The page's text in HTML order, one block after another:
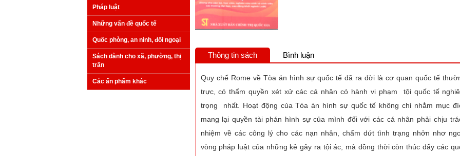
Pháp luật
Những vấn đề quốc tế
Quốc phòng, an ninh, đối ngoại
Sách dành cho xã, phường, thị
trấn
Các ấn phẩm khác
Thông tin sách Bình luận
Quy chế Rome về Tòa án hình sự quốc tế đã ra đời là cơ quan quốc tế
trực, có thẩm quyền xét xử các cá nhân có hành vi phạm tội quốc tế
trọng nhất. Hoạt động của Tòa án hình sự quốc tế không chỉ nhằm mục
mang lại quyền tài phán hình sự của mình đối với các cá nhân phải chịu
nhiệm về các công lý cho các nạn nhân, chấm dứt tình trạng nhởn nhơ
vòng pháp luật của những kẻ gây ra tội ác, mà đồng thời còn thúc đẩy các